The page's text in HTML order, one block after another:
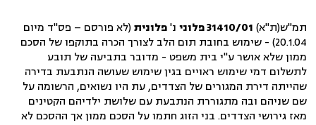
תמ"ש(ת"א) 31410/01 פלוני נ'פלונית(לא פורסם – פס"ד מיום
20.1.04) - שימוש בחובת תום הלב לצורך הכרה בתוקפו של הסכם
ממון שלא אושר ע"י בית משפט - מדובר בתביעה של תובע
לתשלום דמי שימוש ראויים בגין שימוש שעושה הנתבעת בדירה
שהייתה דירת המגורים של הצדדים, עת היו נשואים, הרשומה על
שם שניהם ובה מתגוררת הנתבעת עם שלושת ילדיהם הקטינים
מאז גירושי הצדדים. בני הזוג חתמו על הסכם ממון אך ההסכם לא